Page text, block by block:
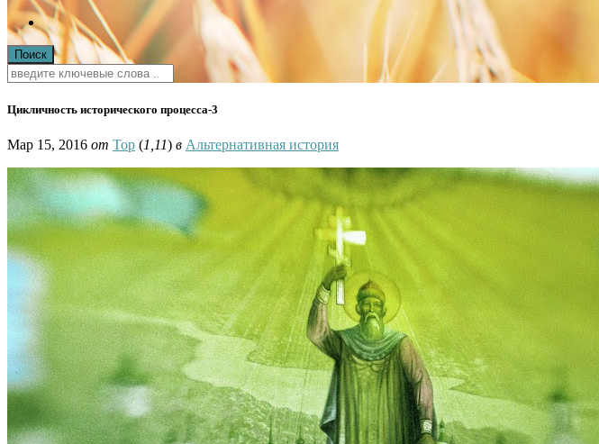
Цикличность исторического процесса-3
Мар 15, 2016 от Тор (1,11) в Альтернативная история